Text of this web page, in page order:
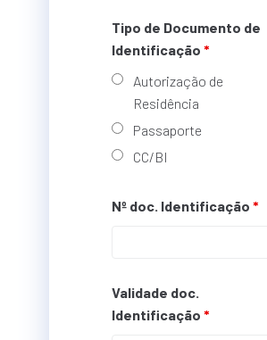
Tipo de Documento de
Identificação *
Autorização de
Residência
Passaporte
CC/BI
Nº doc. Identificação *
Validade doc.
Identificação *